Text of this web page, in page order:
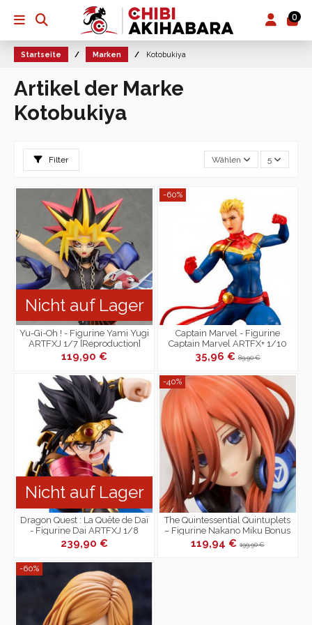
0
Startseite Marken Kotobukiya
Artikel der Marke
Kotobukiya
Filter Wählen 5
Nicht auf Lager
Yu-Gi-Oh ! - Figurine Yami Yugi
ARTFXJ 1/7 [Reproduction]
119,90 €
-60%
Captain Marvel - Figurine
Captain Marvel ARTFX+ 1/10
35,96 €89,90 €
Nicht auf Lager
Dragon Quest : La Quête de Daï
- Figurine Dai ARTFXJ 1/8
239,90 €
-40%
The Quintessential Quintuplets
– Figurine Nakano Miku Bonus
Edition 1/8
119,94 €199,90 €
-60%